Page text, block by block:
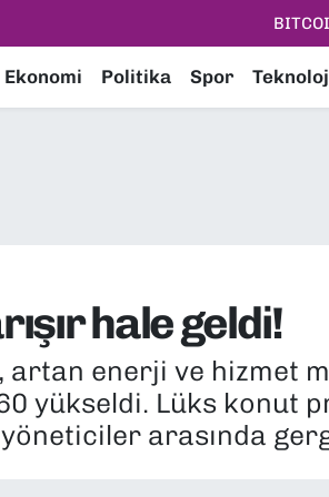
Ekonomi Politika Spor
hale geldi!
enerji ve hizmet
yükseldi. Lüks konut
arasında